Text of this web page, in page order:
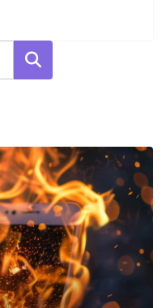
Pesquisar